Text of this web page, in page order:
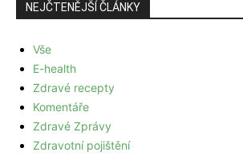
NEJČTENĚJŠÍ ČLÁNKY
Vše
E-health
Zdravé recepty
Komentáře
Zdravé Zprávy
Zdravotní pojištění